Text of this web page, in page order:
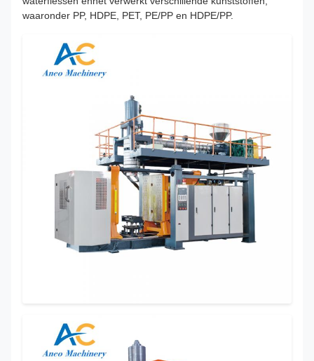
waaronder PP, HDPE, PET, PE/PP en HDPE/PP.